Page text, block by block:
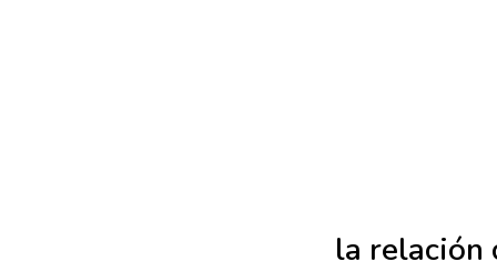
La fe es la base de la